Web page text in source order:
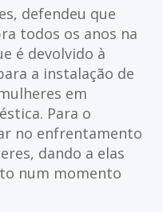
defendeu que
todos os anos na
é devolvido à
a instalação de
em
Para o
no enfrentamento
dando a elas
num momento